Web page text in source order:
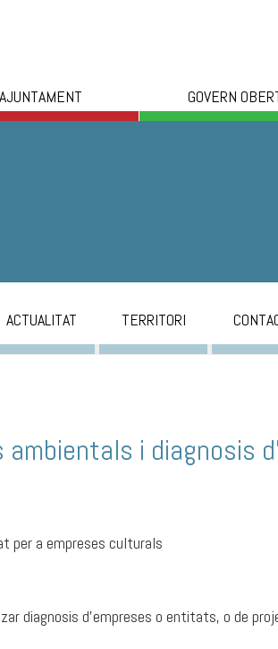
AJUNTAMENT GOVERN
ACTUALITAT TERRITORI
i diagnosis
per a empreses culturals
diagnosis d’empreses o entitats, o de